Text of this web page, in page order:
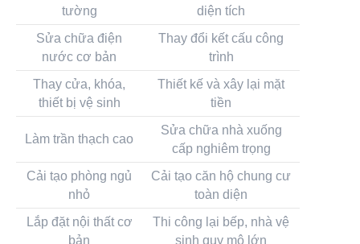
tường
diện tích
Sửa chữa điện
nước cơ bản
Thay đổi kết cấu công
trình
Thay cửa, khóa,
thiết bị vệ sinh
Thiết kế và xây lại mặt
tiền
Làm trần thạch cao
Sửa chữa nhà xuống
cấp nghiêm trọng
Cải tạo phòng ngủ
nhỏ
Cải tạo căn hộ chung cư
toàn diện
Lắp đặt nội thất cơ
bản
Thi công lại bếp, nhà vệ
sinh quy mô lớn